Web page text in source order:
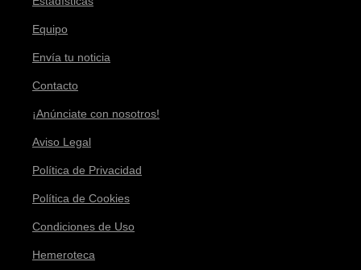
Equipo
Envía tu noticia
Contacto
¡Anúnciate con nosotros!
Aviso Legal
Política de Privacidad
Política de Cookies
Condiciones de Uso
Hemeroteca